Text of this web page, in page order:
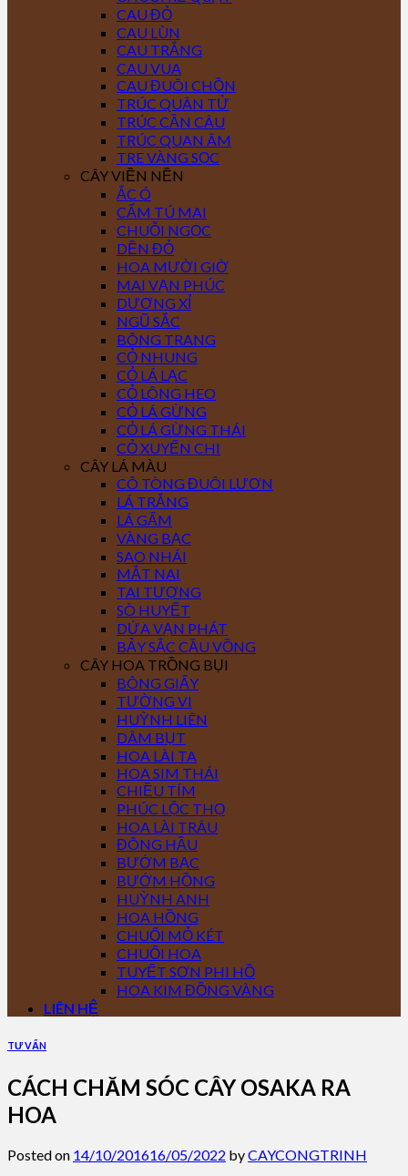
CAU ĐỎ
CAU LÙN
CAU TRẮNG
CAU VUA
CAU ĐUÔI CHỒN
TRÚC QUÂN TỬ
TRÚC CẦN CÂU
TRÚC QUAN ÂM
TRE VÀNG SỌC
CÂY VIỀN NỀN
ẮC Ó
CẨM TÚ MAI
CHUỖI NGỌC
DỀN ĐỎ
HOA MƯỜI GIỜ
MAI VẠN PHÚC
DƯƠNG XỈ
NGŨ SẮC
BÔNG TRANG
CỎ NHUNG
CỎ LÁ LẠC
CỎ LÔNG HEO
CỎ LÁ GỪNG
CỎ LÁ GỪNG THÁI
CỎ XUYẾN CHI
CÂY LÁ MÀU
CÔ TÒNG ĐUÔI LƯƠN
LÁ TRẮNG
LÁ GẤM
VÀNG BẠC
SAO NHÁI
MẮT NAI
TAI TƯỢNG
SÒ HUYẾT
DỨA VẠN PHÁT
BẢY SẮC CẦU VỒNG
CÂY HOA TRỒNG BỤI
BÔNG GIẤY
TƯỜNG VI
HUỲNH LIÊN
DÂM BỤT
HOA LÀI TA
HOA SIM THÁI
CHIỀU TÍM
PHÚC LỘC THỌ
HOA LÀI TRÂU
ĐÔNG HẦU
BƯỚM BẠC
BƯỚM HỒNG
HUỲNH ANH
HOA HỒNG
CHUỐI MỎ KÉT
CHUỐI HOA
TUYẾT SƠN PHI HỒ
HOA KIM ĐỒNG VÀNG
LIÊN HỆ
TƯ VẤN
CÁCH CHĂM SÓC CÂY OSAKA RA
HOA
Posted on 14/10/201616/05/2022 byCAYCONGTRINH